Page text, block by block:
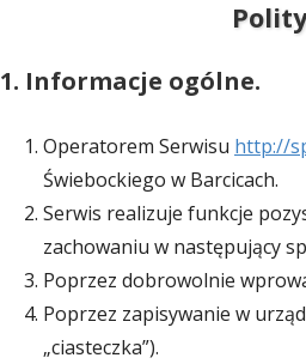
POLITYKA PRYWATNOŚCI
ODDZIAŁY
NASZEJ SZKOLE
SEKRETARIAT
RADA
PEDAGOG
1. Informacje ogólne.
Operatorem Serwisu http://
Świebockiego w Barcicach.
Serwis realizuje funkcje
zachowaniu w następujący
Poprzez dobrowolnie
Poprzez zapisywanie w
„ciasteczka”).